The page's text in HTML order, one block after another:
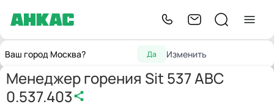
Ваш город Москва? Да Изменить
Главнаягорелок
автоматы
ABC 0.537.403
Менеджер горения Sit 537 ABC
0.537.403